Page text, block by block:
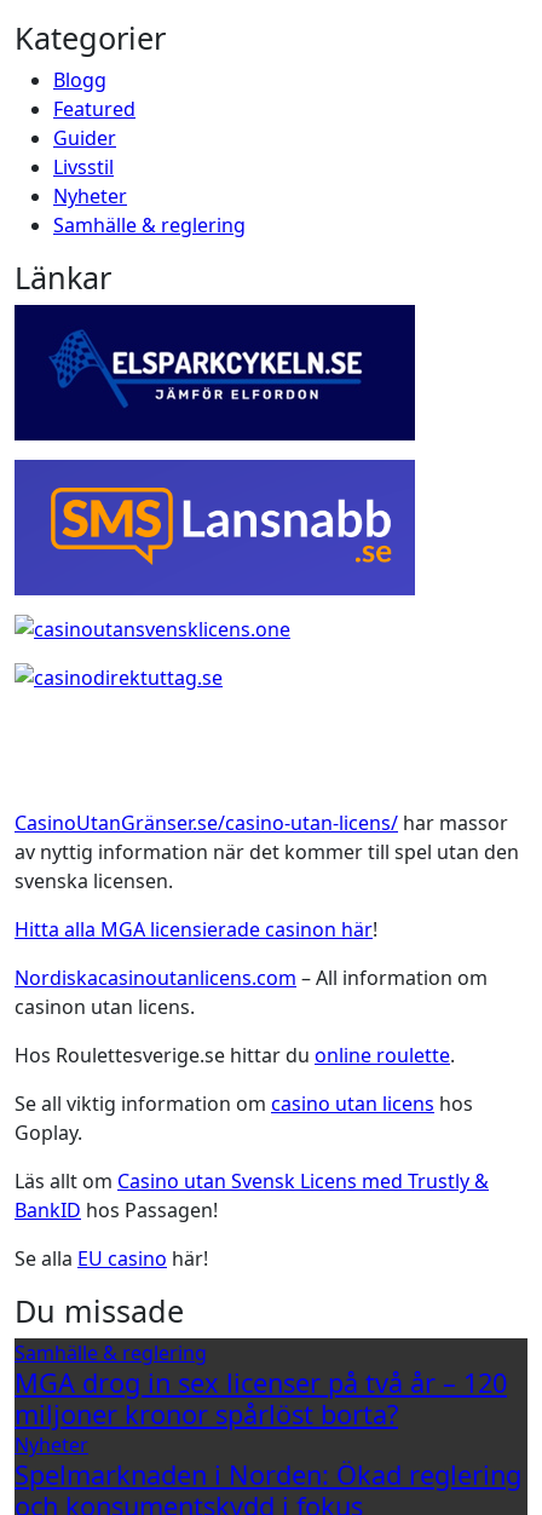
Kategorier
Blogg
Featured
Guider
Livsstil
Nyheter
Samhälle & reglering
Länkar
CasinoUtanGränser.se/casino-utan-licens/ har massor
av nyttig information när det kommer till spel utan den
svenska licensen.
Hitta alla MGA licensierade casinon här!
Nordiskacasinoutanlicens.com – All information om
casinon utan licens.
Hos Roulettesverige.se hittar du online roulette.
Se all viktig information om casino utan licens hos
Goplay.
Läs allt om Casino utan Svensk Licens med Trustly &
BankID hos Passagen!
Se alla EU casino här!
Du missade
Samhälle & reglering
MGA drog in sex licenser på två år – 120
miljoner kronor spårlöst borta?
Nyheter
Spelmarknaden i Norden: Ökad reglering
och konsumentskydd i fokus